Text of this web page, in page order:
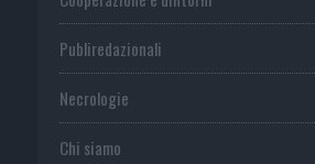
Publiredazionali
Necrologie
Chi siamo